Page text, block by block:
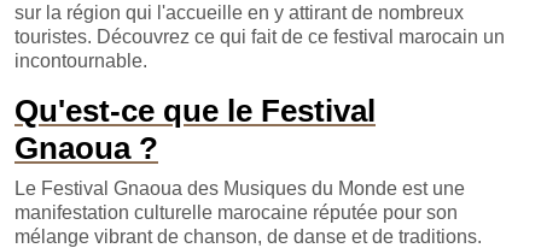
sur la région qui l'accueille en y attirant de nombreux
touristes. Découvrez ce qui fait de ce festival marocain un
incontournable.
Qu'est-ce que le Festival
Gnaoua ?
Le Festival Gnaoua des Musiques du Monde est une
manifestation culturelle marocaine réputée pour son
mélange vibrant de chanson, de danse et de traditions.